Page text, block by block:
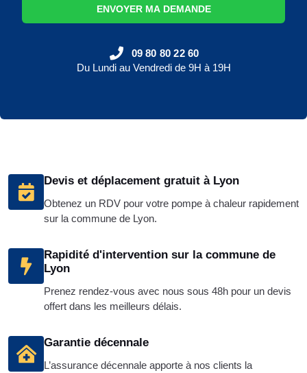
Devis et déplacement gratuit à Lyon
Obtenez un RDV pour votre pompe à chaleur rapidement
sur la commune de Lyon.
Rapidité d'intervention sur la commune de
Lyon
Prenez rendez-vous avec nous sous 48h pour un devis
offert dans les meilleurs délais.
Garantie décennale
L’assurance décennale apporte à nos clients la
ENVOYER MA DEMANDE
09 80 80 22 60
Du Lundi au Vendredi de 9H à 19H